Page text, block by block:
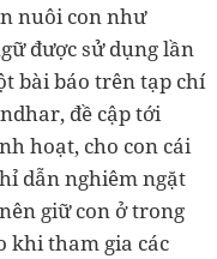
nuôi con như
được sử dụng lần
bài báo trên tạp chí
đề cập tới
hoạt, cho con cái
dẫn nghiêm ngặt
giữ con ở trong
khi tham gia các